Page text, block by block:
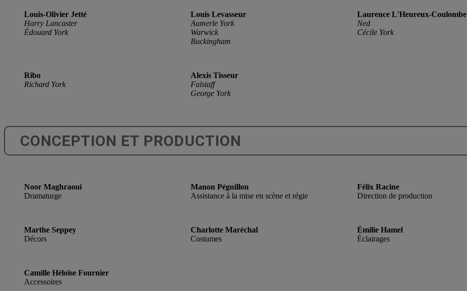
Louis-Olivier Jetté
Harry Lancaster
Édouard York
Louis Levasseur
Aumerle York
Warwick
Buckingham
Laurence L'Heureux-Coulombe
Ned
Cécile York
Ribo
Richard York
Alexis Tisseur
Falstaff
George York
CONCEPTION ET PRODUCTION
Noor Maghraoui
Dramaturge
Manon Péguillou
Assistance à la mise en scène et régie
Félix Racine
Direction de production
Marthe Seppey
Décors
Charlotte Maréchal
Costumes
Émilie Hamel
Éclairages
Camille Héloïse Fournier
Accessoires